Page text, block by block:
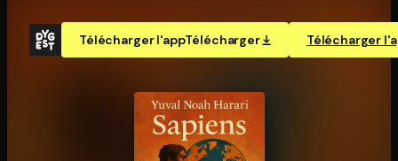
Télécharger l'appTélécharger Télécharger